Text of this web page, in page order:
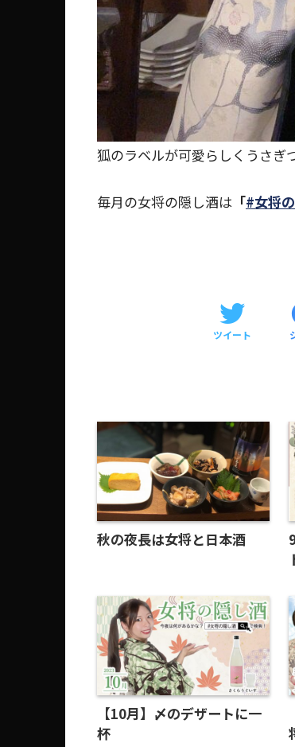
狐のラベルが可愛らしくうさぎ
毎月の女将の隠し酒は 「#女将
ツイート
秋の夜長は女将と日本酒
【10月】〆のデザートに一
杯